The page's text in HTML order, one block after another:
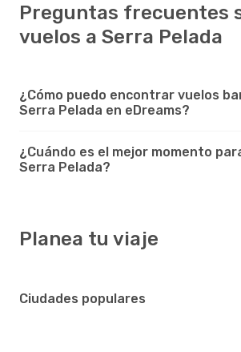
Preguntas frecuentes
vuelos a Serra Pelada
¿Cómo puedo encontrar vuelos
Serra Pelada en eDreams?
¿Cuándo es el mejor momento
Serra Pelada?
Planea tu viaje
Ciudades populares